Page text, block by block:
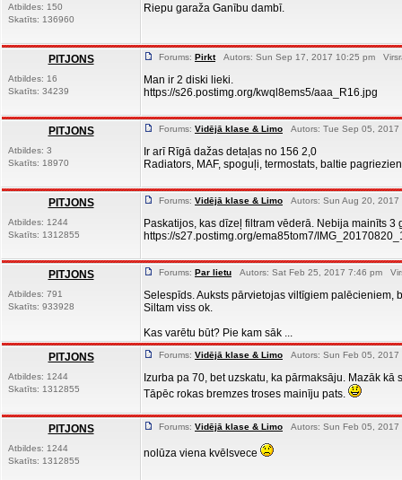
Atbildes: 150
Skatīts: 136960
Riepu garaža Ganību dambī.
PITJONS
Atbildes: 16
Skatīts: 34239
Forums: PirktAutors: Sun Sep 17, 2017 10:25 pm
Man ir 2 diski lieki.
https://s26.postimg.org/kwql8ems5/aaa_R16.jpg
PITJONS
Atbildes: 3
Skatīts: 18970
Forums: Vidējā klase & Limo Autors: Tue Sep 05,
Ir arī Rīgā dažas detaļas no 156 2,0
Radiators, MAF, spoguļi, termostats, baltie
PITJONS
Atbildes: 1244
Skatīts: 1312855
Forums: Vidējā klase & Limo Autors: Sun Aug 20,
Paskatijos, kas dīzeļ filtram vēderā. Nebija mainīts 3
https://s27.postimg.org/ema85tom7/
PITJONS
Atbildes: 791
Skatīts: 933928
Forums: Par lietu Autors: Sat Feb 25, 2017 7:46 pm
Selespīds. Auksts pārvietojas viltīgiem
Siltam viss ok.
Kas varētu būt? Pie kam sāk ...
PITJONS
Atbildes: 1244
Skatīts: 1312855
Forums: Vidējā klase & Limo Autors: Sun Feb 05,
Izurba pa 70, bet uzskatu, ka pārmaksāju. Mazāk kā
Tāpēc rokas bremzes troses mainīju pats.
PITJONS
Atbildes: 1244
Skatīts: 1312855
Forums: Vidējā klase & Limo Autors: Sun Feb 05,
nolūza viena kvēlsvece